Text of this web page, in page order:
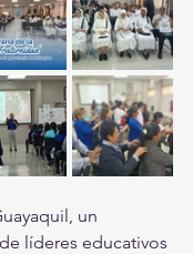
un
líderes educativos